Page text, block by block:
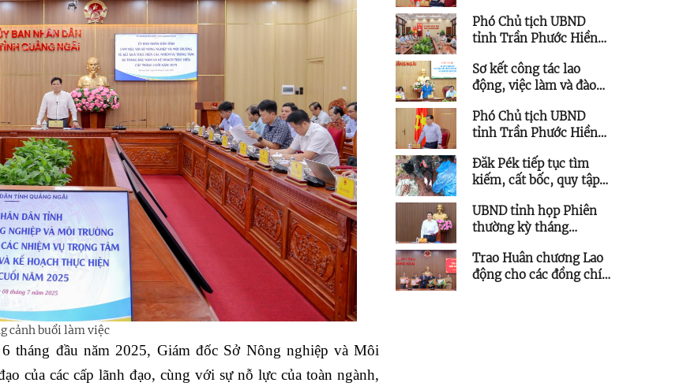
cảnh buổi làm việc
tháng đầu năm 2025, Giám đốc Sở Nông nghiệp và Môi
của các cấp lãnh đạo, cùng với sự nỗ lực của toàn ngành,
đọng, kéo dài
Phó Chủ tịch UBND
tỉnh Trần Phước Hiền
Ứng dụng Khoa học và
Công nghệ
Sơ kết công tác lao
động, việc làm và đào
năm 2026
Phó Chủ tịch UBND
tỉnh Trần Phước Hiền
mắc các dự án lưới điện
trên địa bàn tỉnh
Đăk Pék tiếp tục tìm
kiếm, cất bốc, quy tập
UBND tỉnh họp Phiên
thường kỳ tháng
Trao Huân chương Lao
động cho các đồng chí